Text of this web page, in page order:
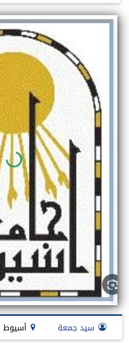
سيد جمعة أسيوط